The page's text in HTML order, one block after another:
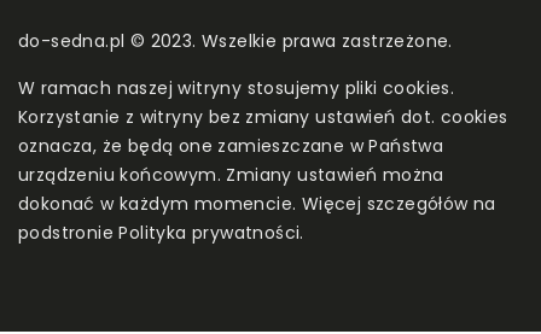
do-sedna.pl © 2023. Wszelkie prawa zastrzeżone.
W ramach naszej witryny stosujemy pliki cookies.
Korzystanie z witryny bez zmiany ustawień dot. cookies
oznacza, że będą one zamieszczane w Państwa
urządzeniu końcowym. Zmiany ustawień można
dokonać w każdym momencie. Więcej szczegółów na
podstroniePolityka prywatności.